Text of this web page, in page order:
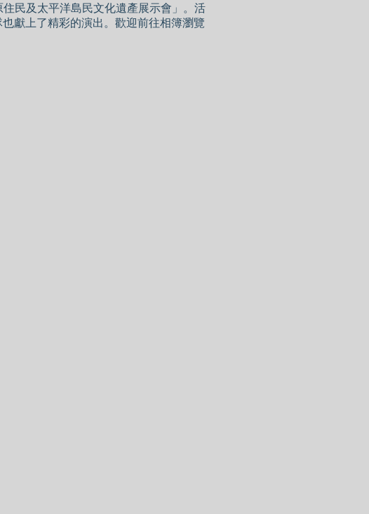
民及太平洋島民文化遺產展示會」。活
獻上了精彩的演出。歡迎前往相簿瀏覽